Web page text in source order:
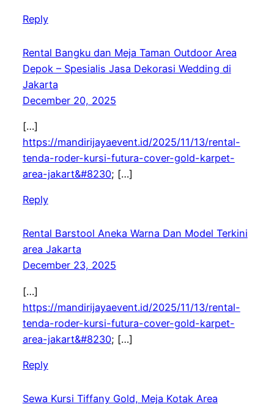
Reply
Rental Bangku dan Meja Taman Outdoor Area
Depok – Spesialis Jasa Dekorasi Wedding di
Jakarta
December 20, 2025
[…]
https://mandirijayaevent.id/2025/11/13/rental-
tenda-roder-kursi-futura-cover-gold-karpet-
area-jakart&#8230; […]
Reply
Rental Barstool Aneka Warna Dan Model Terkini
area Jakarta
December 23, 2025
[…]
https://mandirijayaevent.id/2025/11/13/rental-
tenda-roder-kursi-futura-cover-gold-karpet-
area-jakart&#8230; […]
Reply
Sewa Kursi Tiffany Gold, Meja Kotak Area